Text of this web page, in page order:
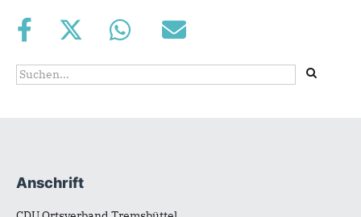
Suchformular
Suche
Fußbereich
Anschrift